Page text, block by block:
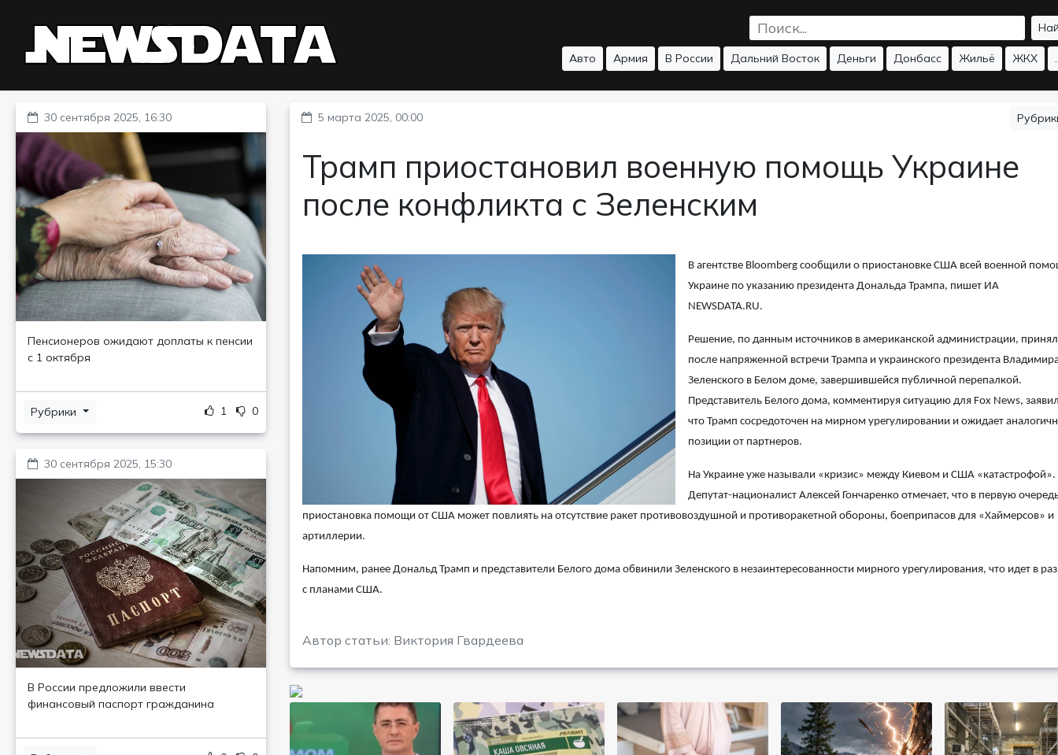
Авто Армия В России Дальний Восток Деньги Донбасс Жильё ЖКХ
30 сентября 2025, 16:30
Пенсионеров ожидают доплаты к пенсии
с 1 октября
Рубрики 1 0
30 сентября 2025, 15:30
В России предложили ввести
финансовый паспорт гражданина
5 марта 2025, 00:00
Трамп приостановил военную помощь Украине
после конфликта с Зеленским
В агентстве Bloomberg сообщили о приостановке США всей военной
Украине по указанию президента Дональда Трампа, пишет ИА
NEWSDATA.RU.
Решение, по данным источников в американской администрации,
после напряженной встречи Трампа и украинского президента
Зеленского в Белом доме, завершившейся публичной перепалкой.
Представитель Белого дома, комментируя ситуацию для Fox News,
что Трамп сосредоточен на мирном урегулировании и ожидает
позиции от партнеров.
На Украине уже называли «кризис» между Киевом и США «катастрофой».
Депутат-националист Алексей Гончаренко отмечает, что в первую
приостановка помощи от США может повлиять на отсутствие ракет противовоздушной и противоракетной обороны, боеприпасов для «Хаймерсов» и
артиллерии.
Напомним, ранее Дональд Трамп и представители Белого дома обвинили Зеленского в незаинтересованности мирного урегулирования, что идет в
с планами США.
Автор статьи: Виктория Гвардеева